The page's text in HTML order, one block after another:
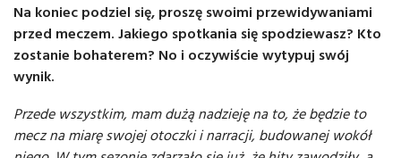
Na koniec podziel się, proszę swoimi przewidywaniami
przed meczem. Jakiego spotkania się spodziewasz? Kto
zostanie bohaterem? No i oczywiście wytypuj swój
wynik.
Przede wszystkim, mam dużą nadzieję na to, że będzie to
mecz na miarę swojej otoczki i narracji, budowanej wokół